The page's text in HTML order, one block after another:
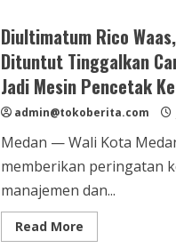
Wiriya
Alrahman
Lantik
22
Pejabat
Manajerial
Tepat
di
Hari
Terakhirnya
Bertugas
Diultimatum Rico
Dituntut Tinggalkan
Jadi Mesin Pencetak
admin@tokoberita.com
Medan — Wali Kota
memberikan peringatan
manajemen dan...
Read MoreRead
more